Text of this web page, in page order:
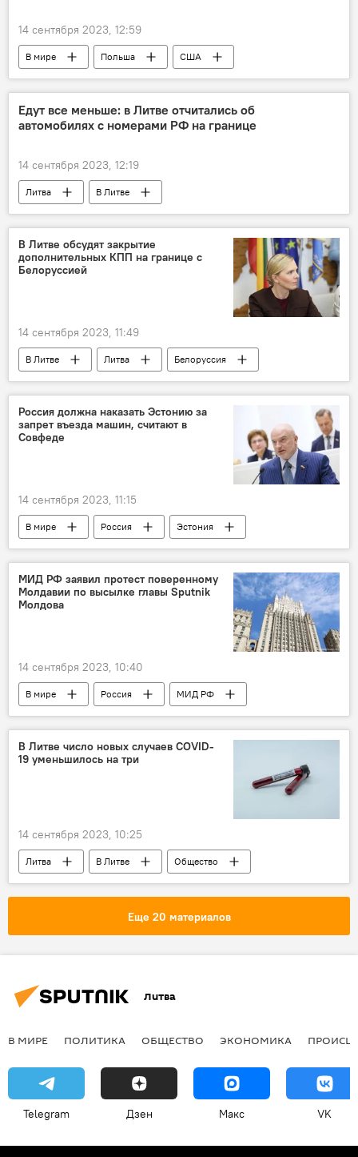
14 сентября 2023, 12:59
В мире Польша
США
Украина
Политика
Общество
Едут все меньше: в Литве отчитались об
автомобилях с номерами РФ на границе
14 сентября 2023, 12:19
Литва
В Литве
Запрет ЕС на въезд автомобилей с российскими номерами
автомобили
таможня Литвы
санкции
Санкции против России на фоне ситуации на Украине
В Литве обсудят закрытие
дополнительных КПП на границе с
Белоруссией
14 сентября 2023, 11:49
В Литве Литва
Белоруссия
МВД Литвы
Агне Билотайте
Россия должна наказать Эстонию за
запрет въезда машин, считают в
Совфеде
14 сентября 2023, 11:15
В мире Россия
Эстония
Совет Федерации
парламентарий
Политика
Запрет ЕС на въезд автомобилей с российскими номерами
Санкции против России на фоне ситуации на Украине
МИД РФ заявил протест поверенному
Молдавии по высылке главы Sputnik
Молдова
14 сентября 2023, 10:40
В мире Россия
МИД РФ
Молдавия
Sputnik
В Литве число новых случаев COVID-
19 уменьшилось на три
14 сентября 2023, 10:25
Литва В Литве
Общество
коронавирус
COVID-19
Еще 20 материалов
Литва
В МИРЕ ПОЛИТИКА ОБЩЕСТВО ЭКОНОМИКА
Telegram Дзен Макс VK